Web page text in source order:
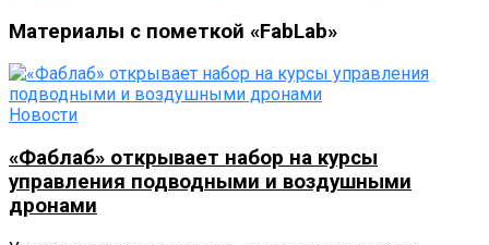
Материалы с пометкой «FabLab»
Новости
«Фаблаб» открывает набор на курсы
управления подводными и воздушными
дронами